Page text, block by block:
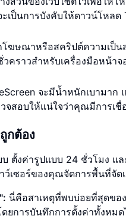
เป็นการบังคับให้ดาวน์โหล
โฆษณาหรือสคริปต์ความเป็น
คราวสำหรับเครื่องมือหน้า
จะมีน้ำหนักเบามาก
สอบให้แน่ใจว่าคุณมีการเชื่
กต้อง
ตั้งค่ารูปแบบ 24 ชั่วโมง แ
ว์เซอร์ของคุณจัดการพื้นที่จั
นี่คือสาเหตุที่พบบ่อยที่สุดขอ
ยการบันทึกการตั้งค่าทั้งห